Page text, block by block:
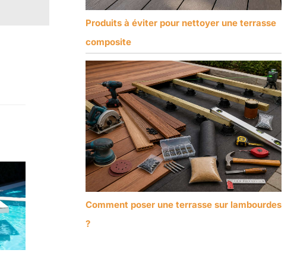
Produits à éviter pour nettoyer une terrasse
composite
Comment poser une terrasse sur lambourdes
?